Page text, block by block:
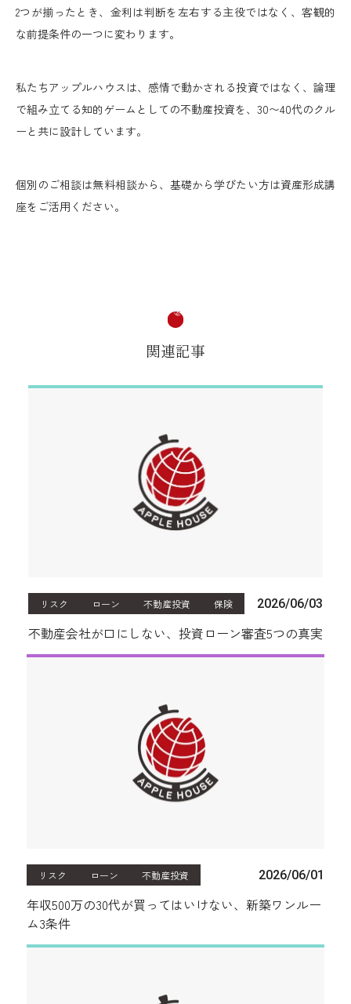
2つが揃ったとき、金利は判断を左右する主役ではなく、客観的
な前提条件の一つに変わります。
私たちアップルハウスは、感情で動かされる投資ではなく、論理
で組み立てる知的ゲームとしての不動産投資を、30〜40代のクル
ーと共に設計しています。
個別のご相談は無料相談から、基礎から学びたい方は資産形成講
座をご活用ください。
関連記事
リスク ローン 不動産投資 保険 2026/06/03
不動産会社が口にしない、投資ローン審査5つの真実
リスク ローン 不動産投資 2026/06/01
年収500万の30代が買ってはいけない、新築ワンルー
ム3条件